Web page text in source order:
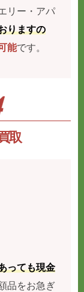
リー・アパ
りますの
能です。
取
っても現金
品をお急ぎ